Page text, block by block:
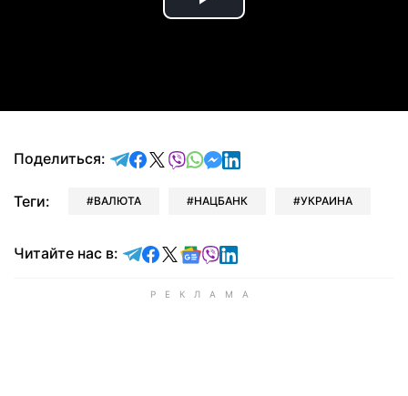
Play
Поделиться: отправить в Telegram
поделиться в Facebook
поделиться в X
отправить в Viber
отправить в Whatsapp
отправить в Messenger
отправить в LinkedIn
Теги: ВАЛЮТА НАЦБАНК УКРАИНА
Читайте нас в: Читайте в Telegram
Читайте в Facebook
Читайте в X
Читайте в Google news
Читайте в Viber
Читайте в LinkedIn